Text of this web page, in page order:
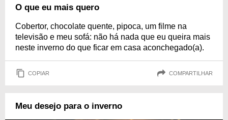
O que eu mais quero
Cobertor, chocolate quente, pipoca, um filme na
televisão e meu sofá: não há nada que eu queira mais
neste inverno do que ficar em casa aconchegado(a).
COPIAR COMPARTILHAR
Meu desejo para o inverno